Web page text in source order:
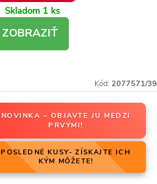
Skladom 1 ks
Kód:2077571/39
NOVINKA – OBJAVTE JU MEDZI
PRVÝMI!
POSLEDNÉ KUSY- ZÍSKAJTE ICH
KÝM MÔŽETE!